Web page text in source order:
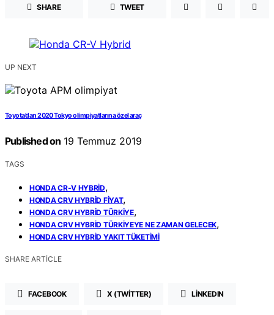
SHARE TWEET
UP NEXT
Toyota’dan 2020 Tokyo olimpiyatlarına özel araç
Published on 19 Temmuz 2019
TAGS
HONDA CR-V HYBRID,
HONDA CRV HYBRID FIYAT,
HONDA CRV HYBRID TÜRKIYE,
HONDA CRV HYBRID TÜRKIYEYE NE ZAMAN GELECEK,
HONDA CRV HYBRID YAKIT TÜKETIMI
SHARE ARTICLE
FACEBOOK X (TWITTER) LINKEDIN